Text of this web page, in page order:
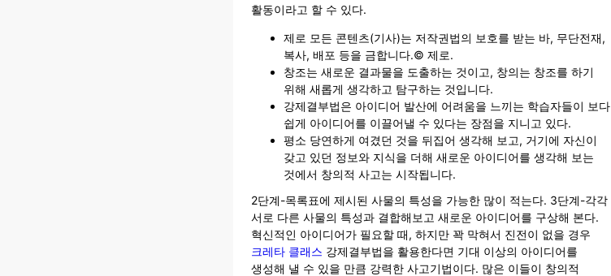
활동이라고 할 수 있다.
제로 모든 콘텐츠(기사)는 저작권법의 보호를 받는 바, 무단전재,
복사, 배포 등을 금합니다.© 제로.
창조는 새로운 결과물을 도출하는 것이고, 창의는 창조를 하기
위해 새롭게 생각하고 탐구하는 것입니다.
강제결부법은 아이디어 발산에 어려움을 느끼는 학습자들이 보다
쉽게 아이디어를 이끌어낼 수 있다는 장점을 지니고 있다.
평소 당연하게 여겼던 것을 뒤집어 생각해 보고, 거기에 자신이
갖고 있던 정보와 지식을 더해 새로운 아이디어를 생각해 보는
것에서 창의적 사고는 시작됩니다.
2단계-목록표에 제시된 사물의 특성을 가능한 많이 적는다. 3단계-각각
서로 다른 사물의 특성과 결합해보고 새로운 아이디어를 구상해 본다.
혁신적인 아이디어가 필요할 때, 하지만 꽉 막혀서 진전이 없을 경우
크레타 클래스 강제결부법을 활용한다면 기대 이상의 아이디어를
생성해 낼 수 있을 만큼 강력한 사고기법이다. 많은 이들이 창의적